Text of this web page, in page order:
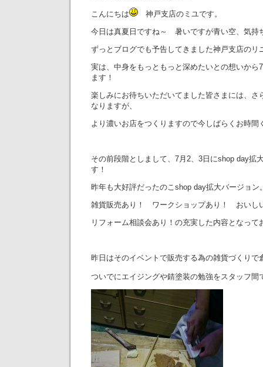
こんにちは
神戸支店のミユです。
今日は真夏日ですね～ 暑いですが青い空、気持
ずっとブログでも予告してきました神戸支店のリ
実は、中身をもっともっと深めたいとの想いから
ます！
楽しみにお待ちいただいてました皆さまには、さ
なりますが、
より濃いお店をつくりますので今しばらくお時
その前段階としまして、7月2、3日にshop day拡
す！
昨年も大好評だったのこshop day拡大バージョン
雑貨販売あり！ ワークショップあり！ おいし
リフォーム相談会あり！の充実した内容となっ
昨日はそのイベントで販売する為の雑貨づくりで
ついでにエイジングや錆塗装の勉強をスタッフ間